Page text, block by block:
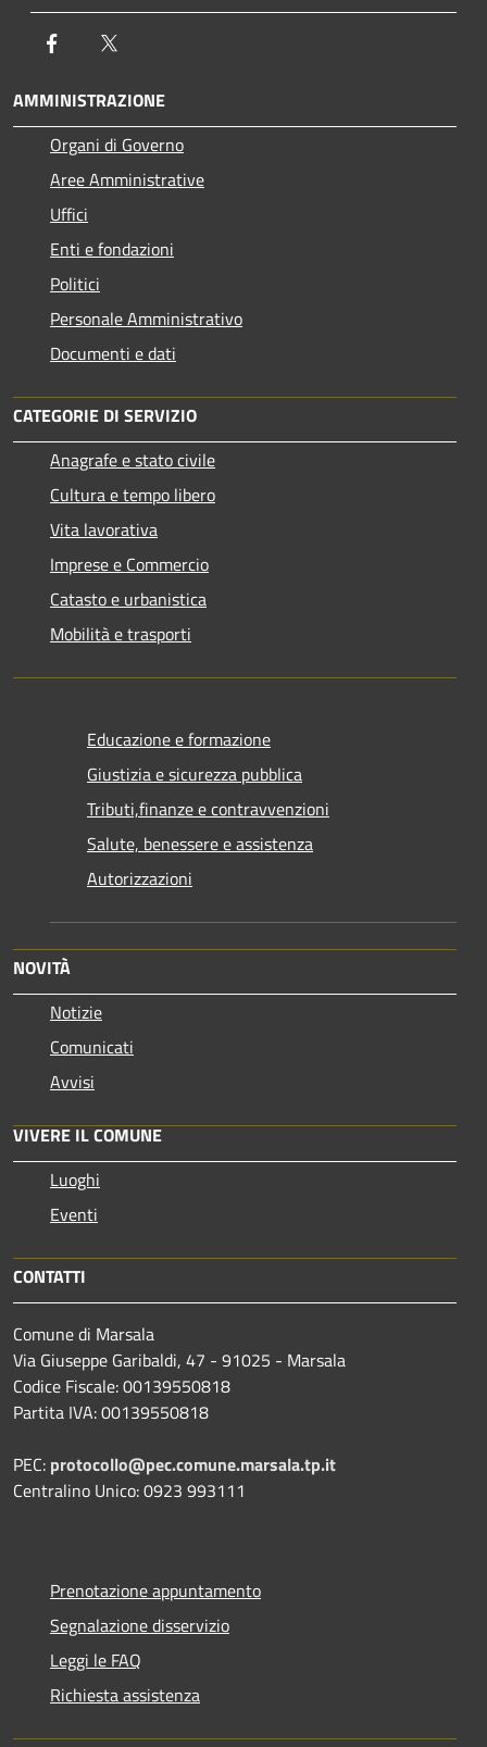
Facebook
AMMINISTRAZIONE
Organi di Governo
Aree Amministrative
Uffici
Enti e fondazioni
Politici
Personale Amministrativo
Documenti e dati
CATEGORIE DI SERVIZIO
Anagrafe e stato civile
Cultura e tempo libero
Vita lavorativa
Imprese e Commercio
Catasto e urbanistica
Mobilità e trasporti
Educazione e formazione
Giustizia e sicurezza pubblica
Tributi,finanze e contravvenzioni
Salute, benessere e assistenza
Autorizzazioni
NOVITÀ
Notizie
Comunicati
Avvisi
VIVERE IL COMUNE
Luoghi
Eventi
CONTATTI
Comune di Marsala
Via Giuseppe Garibaldi, 47 - 91025 - Marsala
Codice Fiscale: 00139550818
Partita IVA: 00139550818
PEC: protocollo@pec.comune.marsala.tp.it
Centralino Unico: 0923 993111
Prenotazione appuntamento
Segnalazione disservizio
Leggi le FAQ
Richiesta assistenza